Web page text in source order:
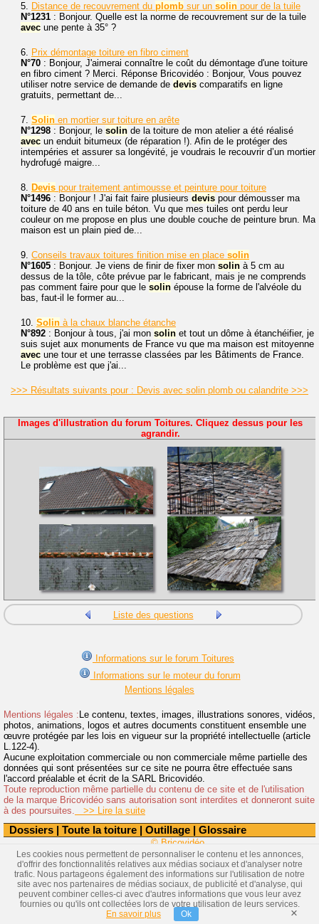
Dossiers | Toute la toiture | Outillage | Glossaire
5. Distance de recouvrement du plomb sur un solin pour de la tuile
N°1231 : Bonjour. Quelle est la norme de recouvrement sur de la tuile
avec une pente à 35° ?
6. Prix démontage toiture en fibro ciment
N°70 : Bonjour, J'aimerai connaître le coût du démontage d'une toiture
en fibro ciment ? Merci. Réponse Bricovidéo : Bonjour, Vous pouvez
utiliser notre service de demande de devis comparatifs en ligne
gratuits, permettant de...
7. Solin en mortier sur toiture en arête
N°1298 : Bonjour, le solin de la toiture de mon atelier a été réalisé
avec un enduit bitumeux (de réparation !). Afin de le protéger des
intempéries et assurer sa longévité, je voudrais le recouvrir d’un mortier
hydrofugé maigre...
8. Devis pour traitement antimousse et peinture pour toiture
N°1496 : Bonjour ! J'ai fait faire plusieurs devis pour démousser ma
toiture de 40 ans en tuile béton. Vu que mes tuiles ont perdu leur
couleur on me propose en plus une double couche de peinture brun. Ma
maison est un plain pied de...
9. Conseils travaux toitures finition mise en place solin
N°1605 : Bonjour. Je viens de finir de fixer mon solin à 5 cm au
dessus de la tôle, côte prévue par le fabricant, mais je ne comprends
pas comment faire pour que le solin épouse la forme de l'alvéole du
bas, faut-il le former au...
10. Solin à la chaux blanche étanche
N°892 : Bonjour à tous, j'ai mon solin et tout un dôme à étanchéifier, je
suis sujet aux monuments de France vu que ma maison est mitoyenne
avec une tour et une terrasse classées par les Bâtiments de France.
Le problème est que j'ai...
>>> Résultats suivants pour : Devis avec solin plomb ou calandrite >>>
Images d'illustration du forum Toitures. Cliquez dessus pour les
agrandir.
Liste des questions
Informations sur le forum Toitures
Informations sur le moteur du forum
Mentions légales
Mentions légales : Le contenu, textes, images, illustrations sonores, vidéos,
photos, animations, logos et autres documents constituent ensemble une
œuvre protégée par les lois en vigueur sur la propriété intellectuelle (article
L.122-4).
Aucune exploitation commerciale ou non commerciale même partielle des
données qui sont présentées sur ce site ne pourra être effectuée sans
l'accord préalable et écrit de la SARL Bricovidéo.
Toute reproduction même partielle du contenu de ce site et de l'utilisation
de la marque Bricovidéo sans autorisation sont interdites et donneront suite
à des poursuites. >> Lire la suite
© Bricovidéo
Les cookies nous permettent de personnaliser le contenu et les annonces,
d'offrir des fonctionnalités relatives aux médias sociaux et d'analyser notre
trafic. Nous partageons également des informations sur l'utilisation de notre
site avec nos partenaires de médias sociaux, de publicité et d'analyse, qui
peuvent combiner celles-ci avec d'autres informations que vous leur avez
fournies ou qu'ils ont collectées lors de votre utilisation de leurs services.
En savoir plus
Ok ×